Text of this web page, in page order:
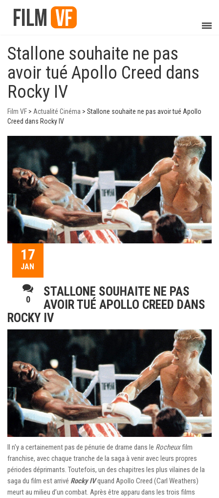
Stallone souhaite ne pas
avoir tué Apollo Creed dans
Rocky IV
Film VF > Actualité Cinéma > Stallone souhaite ne pas avoir tué Apollo
Creed dans Rocky IV
17
JAN
0
STALLONE SOUHAITE NE PAS
AVOIR TUÉ APOLLO CREED DANS
ROCKY IV
Il n'y a certainement pas de pénurie de drame dans le Rocheuxfilm
franchise, avec chaque tranche de la saga à venir avec leurs propres
périodes déprimants. Toutefois, un des chapitres les plus vilaines de la
saga du film est arrivé Rocky IVquand Apollo Creed (Carl Weathers)
meurt au milieu d’un combat. Après être apparu dans les trois films